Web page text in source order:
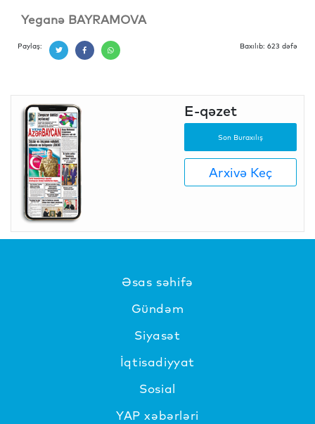
Yeganə BAYRAMOVA
Paylaş: Baxılıb: 623 dəfə
E-qəzet
Son Buraxılış
Arxivə Keç
Əsas səhifə
Gündəm
Siyasət
İqtisadiyyat
Sosial
YAP xəbərləri